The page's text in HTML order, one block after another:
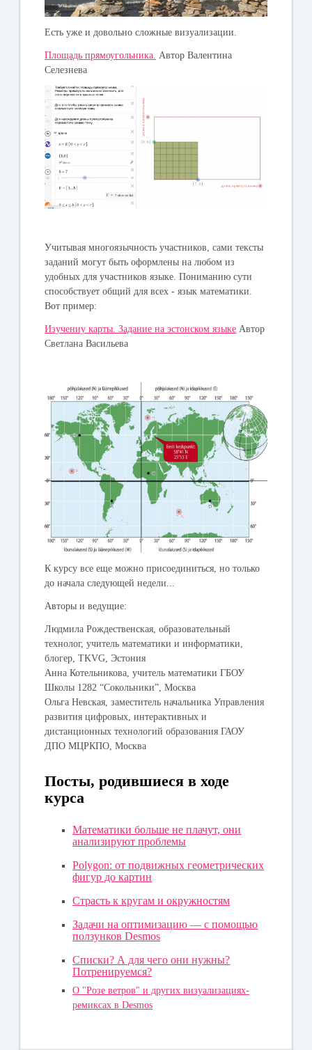
Есть уже и довольно сложные визуализации.
Площадь прямоугольника. Автор Валентина
Селезнева
Учитывая многоязычность участников, сами тексты
заданий могут быть оформлены на любом из
удобных для участников языке. Пониманию сути
способствует общий для всех - язык математики.
Вот пример:
Изучениу карты. Задание на эстонском языке Автор
Светлана Васильева
К курсу все еще можно присоединиться, но только
до начала следующей недели...
Авторы и ведущие:
Людмила Рождественская, образовательный
технолог, учитель математики и информатики,
блогер, TKVG, Эстония
Анна Котельникова, учитель математики ГБОУ
Школы 1282 “Сокольники”, Москва
Ольга Невская, заместитель начальника Управления
развития цифровых, интерактивных и
дистанционных технологий образования ГАОУ
ДПО МЦРКПО, Москва
Посты, родившиеся в ходе
курса
Математики больше не плачут, они
анализируют проблемы
Polygon: от подвижных геометрических
фигур до картин
Страсть к кругам и окружностям
Задачи на оптимизацию — с помощью
ползунков Desmos
Списки? А для чего они нужны?
Потренируемся?
О "Розе ветров" и других визуализациях-
ремиксах в Desmos